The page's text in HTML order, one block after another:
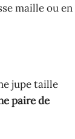
maille ou en
jupe taille
paire de